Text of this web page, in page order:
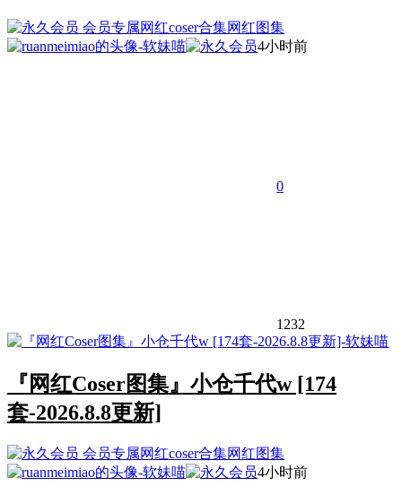
会员专属网红coser合集网红图集
4小时前
0
1232
『网红Coser图集』小仓千代w [174
套-2026.8.8更新]
会员专属网红coser合集网红图集
4小时前